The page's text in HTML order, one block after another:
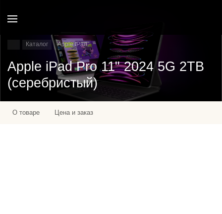
Каталог Apple IPad
Apple iPad Pro 11" 2024 5G 2TB
(серебристый)
О товаре Цена и заказ